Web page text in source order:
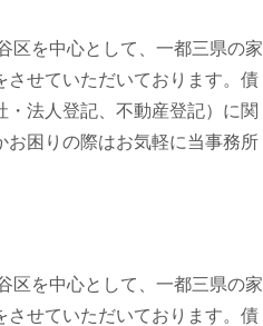
区を中心として、一都三県の家
させていただいております。債
法人登記、不動産登記）に関
お困りの際はお気軽に当事務所
区を中心として、一都三県の家
させていただいております。債